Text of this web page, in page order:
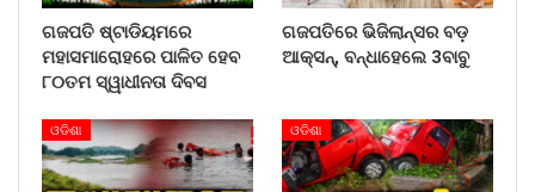
ଗଜପତି ଷ୍ଟାଡିୟମରେ
ମହାସମାରୋହରେ ପାଳିତ ହେବ
୮୦ତମ ସ୍ୱାଧୀନତା ଦିବସ
ଗଜପତିରେ ଭିଜିଲାନ୍ସର ବଡ଼
ଆକ୍ସନ୍, ବନ୍ଧାହେଲେ 3ବାବୁ
ଓଡିଶା ଓଡିଶା